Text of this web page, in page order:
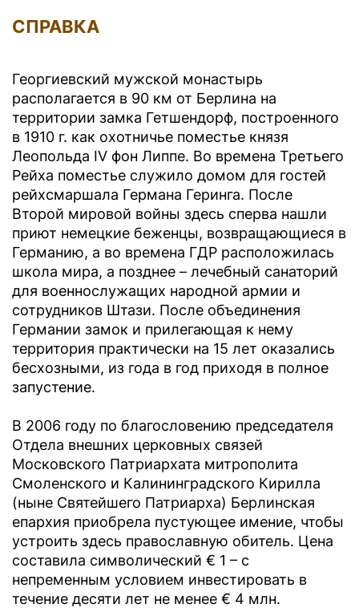
СПРАВКА
Георгиевский мужской монастырь
располагается в 90 км от Берлина на
территории замка Гетшендорф, построенного
в 1910 г. как охотничье поместье князя
Леопольда IV фон Липпе. Во времена Третьего
Рейха поместье служило домом для гостей
рейхсмаршала Германа Геринга. После
Второй мировой войны здесь сперва нашли
приют немецкие беженцы, возвращающиеся в
Германию, а во времена ГДР расположилась
школа мира, а позднее – лечебный санаторий
для военнослужащих народной армии и
сотрудников Штази. После объединения
Германии замок и прилегающая к нему
территория практически на 15 лет оказались
бесхозными, из года в год приходя в полное
запустение.
В 2006 году по благословению председателя
Отдела внешних церковных связей
Московского Патриархата митрополита
Смоленского и Калининградского Кирилла
(ныне Святейшего Патриарха) Берлинская
епархия приобрела пустующее имение, чтобы
устроить здесь православную обитель. Цена
составила символический € 1 – с
непременным условием инвестировать в
течение десяти лет не менее € 4 млн.